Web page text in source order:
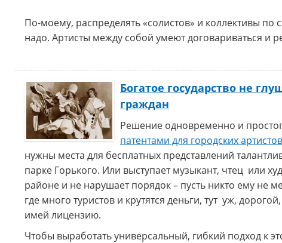
По-моему, распределять «солистов» и коллективы
надо. Артисты между собой умеют договариваться и
Богатое государство не
граждан
Решение одновременно и
патентами для городских артистов
нужны места для бесплатных представлений
парке Горького. Или выступает музыкант, чтец или
районе и не нарушает порядок – пусть никто ему не
где много туристов и крутятся деньги, тут уж,
имей лицензию.
Чтобы выработать универсальный, гибкий подход к